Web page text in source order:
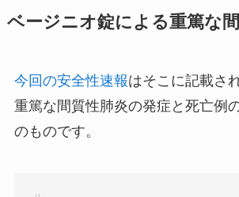
ベージニオ錠による重篤な
今回の安全性速報はそこに記載さ
重篤な間質性肺炎の発症と死亡例
のものです。